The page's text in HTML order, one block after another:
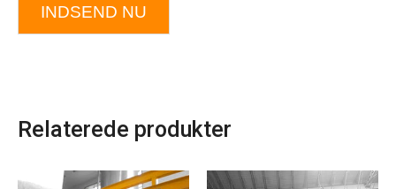
INDSEND NU
Relaterede produkter